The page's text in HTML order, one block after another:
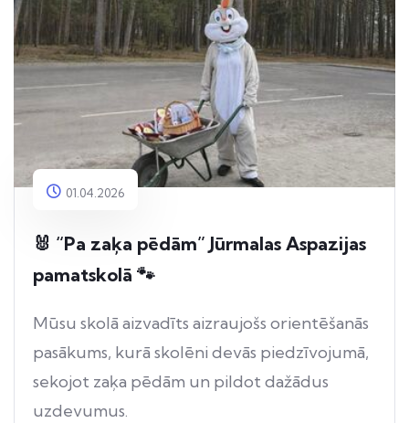
01.04.2026
🐰 “Pa zaķa pēdām” Jūrmalas Aspazijas
pamatskolā 🐾
Mūsu skolā aizvadīts aizraujošs orientēšanās
pasākums, kurā skolēni devās piedzīvojumā,
sekojot zaķa pēdām un pildot dažādus
uzdevumus.